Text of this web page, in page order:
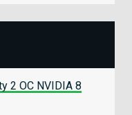
2 OC NVIDIA 8